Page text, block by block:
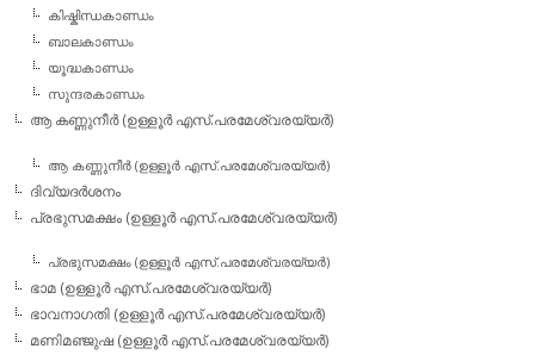
കിഷ്കിന്ധകാണ്ഡം
ബാലകാണ്ഡം
യൂദ്ധകാണ്ഡം
സുന്ദരകാണ്ഡം
ആ കണ്ണുനീര്‍ (ഉള്ളൂര്‍ എസ്.പരമേശ്വരയ്യര്‍)
ആ കണ്ണുനീര്‍ (ഉള്ളൂര്‍ എസ്.പരമേശ്വരയ്യര്‍)
ദിവ്യദര്‍ശനം
പ്രഭുസമക്ഷം (ഉള്ളൂര്‍ എസ്.പരമേശ്വരയ്യര്‍)
പ്രഭുസമക്ഷം (ഉള്ളൂര്‍ എസ്.പരമേശ്വരയ്യര്‍)
ഭാമ (ഉള്ളൂര്‍ എസ്.പരമേശ്വരയ്യര്‍)
ഭാവനാഗതി (ഉള്ളൂര്‍ എസ്.പരമേശ്വരയ്യര്‍)
മണിമഞ്ജുഷ (ഉള്ളൂര്‍ എസ്.പരമേശ്വരയ്യര്‍)